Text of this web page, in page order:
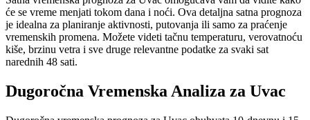
će se vreme menjati tokom dana i noći. Ova detaljna satna prognoza
je idealna za planiranje aktivnosti, putovanja ili samo za praćenje
vremenskih promena. Možete videti tačnu temperaturu, verovatnoću
kiše, brzinu vetra i sve druge relevantne podatke za svaki sat
narednih 48 sati.
Dugoročna Vremenska Analiza za Uvac